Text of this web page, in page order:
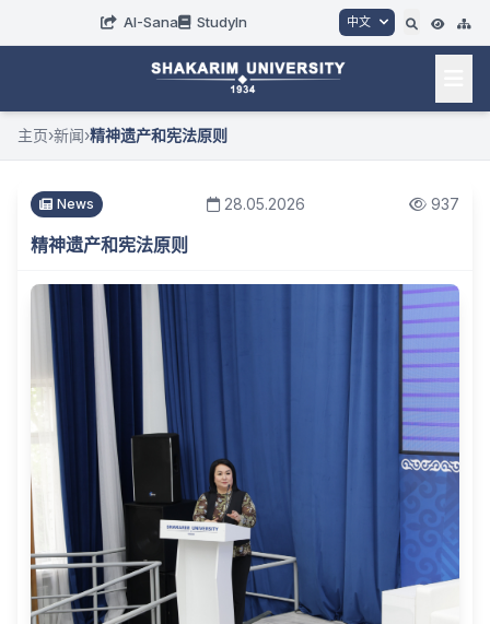
AI-Sana StudyIn 中文
主页›新闻›精神遗产和宪法原则
News 28.05.2026 937
精神遗产和宪法原则